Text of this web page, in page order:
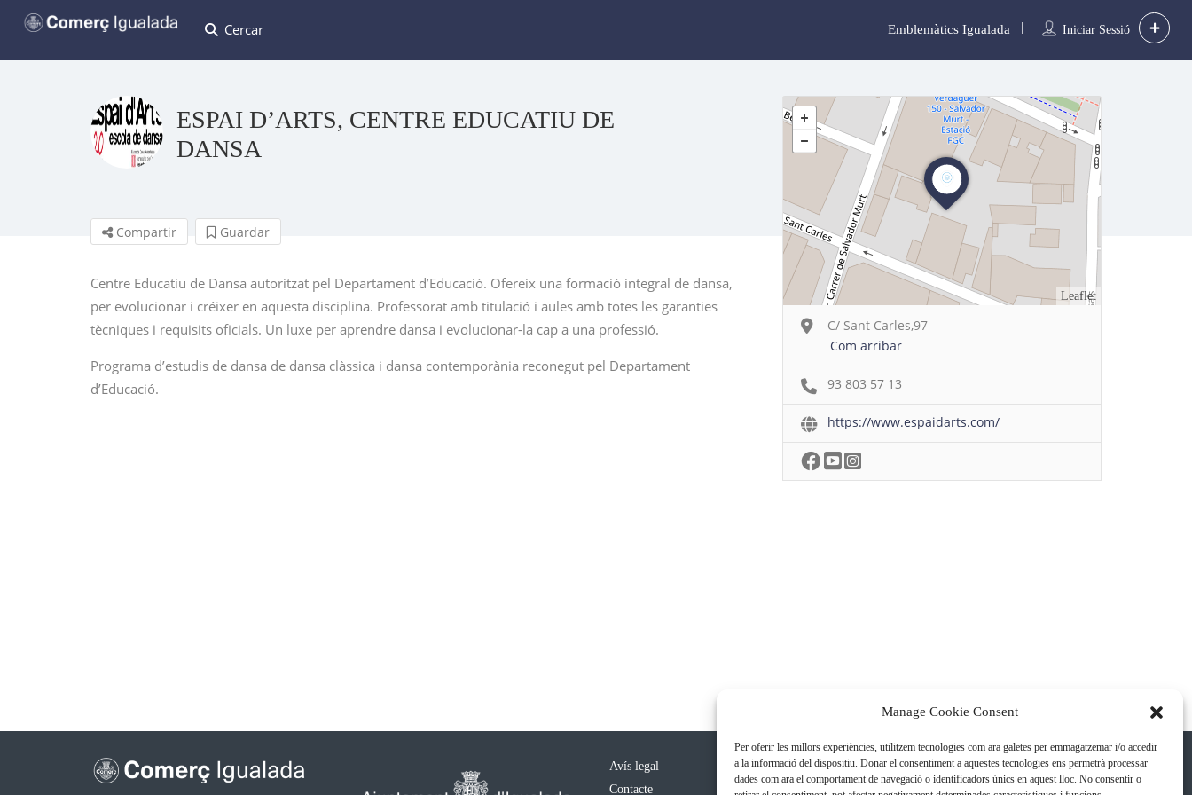
Manage Cookie Consent
Per oferir les millors experiències, utilitzem tecnologies com ara galetes per emmagatzemar i/o accedir
a la informació del dispositiu. Donar el consentiment a aquestes tecnologies ens permetrà processar
dades com ara el comportament de navegació o identificadors únics en aquest lloc. No consentir o
Cercar Iniciar Sessió
Emblemàtics Igualada
ESPAI D’ARTS, CENTRE EDUCATIU DE
DANSA
Compartir Guardar
Centre Educatiu de Dansa autoritzat pel Departament d’Educació. Ofereix una formació integral de dansa,
per evolucionar i créixer en aquesta disciplina. Professorat amb titulació i aules amb totes les garanties
tècniques i requisits oficials. Un luxe per aprendre dansa i evolucionar-la cap a una professió.
Programa d’estudis de dansa de dansa clàssica i dansa contemporània reconegut pel Departament
d’Educació.
Leaflet
C/ Sant Carles,97
Com arribar
93 803 57 13
https://www.espaidarts.com/
Avís legal
Contacte